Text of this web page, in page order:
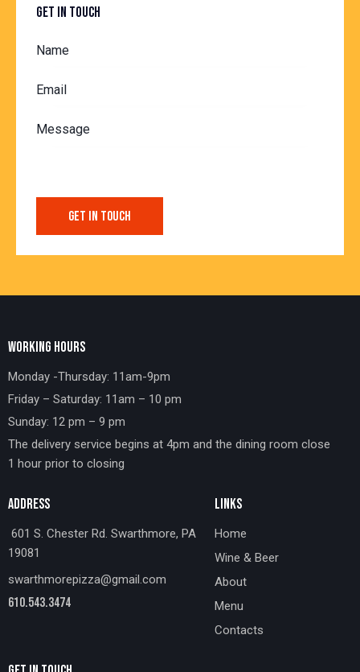
GET IN TOUCH
WORKING HOURS
Monday -Thursday: 11am-9pm
Friday – Saturday: 11am – 10 pm
Sunday: 12 pm – 9 pm
The delivery service begins at 4pm and the dining room close
1 hour prior to closing
ADDRESS
601 S. Chester Rd. Swarthmore, PA
19081
swarthmorepizza@gmail.com
610.543.3474
LINKS
Home
Wine & Beer
About
Menu
Contacts